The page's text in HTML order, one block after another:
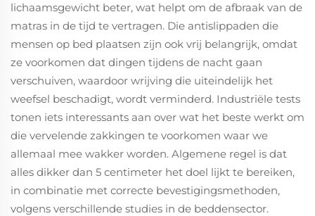
lichaamsgewicht beter, wat helpt om de afbraak van de
matras in de tijd te vertragen. Die antislippaden die
mensen op bed plaatsen zijn ook vrij belangrijk, omdat
ze voorkomen dat dingen tijdens de nacht gaan
verschuiven, waardoor wrijving die uiteindelijk het
weefsel beschadigt, wordt verminderd. Industriële tests
tonen iets interessants aan over wat het beste werkt om
die vervelende zakkingen te voorkomen waar we
allemaal mee wakker worden. Algemene regel is dat
alles dikker dan 5 centimeter het doel lijkt te bereiken,
in combinatie met correcte bevestigingsmethoden,
volgens verschillende studies in de beddensector.